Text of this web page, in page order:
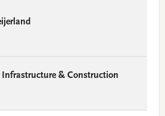
Infrastructure & Construction